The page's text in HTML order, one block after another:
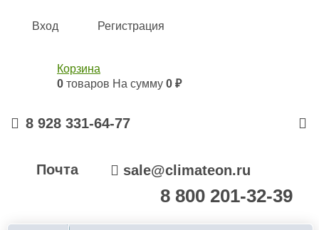
Вход Регистрация
Корзина
0 товаров На сумму 0 ₽
8 928 331-64-77
Почта sale@climateon.ru
8 800 201-32-39